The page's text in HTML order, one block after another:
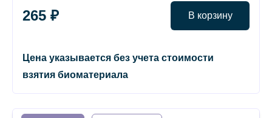
265 ₽ В корзину
Цена указывается без учета стоимости
взятия биоматериала